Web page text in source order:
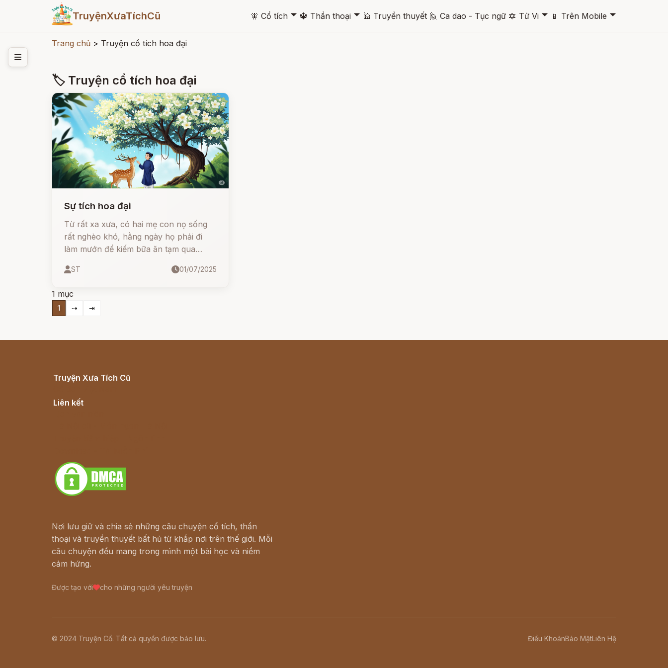
TruyệnXưaTíchCũ 🧚 Cổ tích 🞃 🔱 Thần thoại 🞃 🕌 Truyền thuyết 🙋 Ca dao - Tục ngữ 🔯 Tử Vi 🞃 📱 Trên Mobile 🞃
Trang chủ > Truyện cổ tích hoa đại
🏷 Truyện cổ tích hoa đại
Sự tích hoa đại
Từ rất xa xưa, có hai mẹ con nọ sống
rất nghèo khó, hằng ngày họ phải đi
làm mướn để kiếm bữa ăn tạm qua
thương mẹ nhưng em đành phải xa mẹ
mổ lợn.
ST 01/07/2025
1 mục
1 ⇢ ⇥
Truyện Xưa Tích Cũ
Liên kết
Nơi lưu giữ và chia sẻ những câu chuyện cổ tích, thần
thoại và truyền thuyết bất hủ từ khắp nơi trên thế giới. Mỗi
câu chuyện đều mang trong mình một bài học và niềm
cảm hứng.
Được tạo với cho những người yêu truyện
© 2024 Truyện Cổ. Tất cả quyền được bảo lưu. Điều KhoảnBảo MậtLiên Hệ